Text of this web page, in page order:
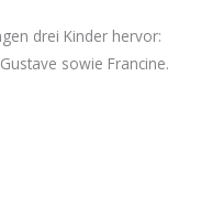
drei Kinder hervor:
sowie Francine.